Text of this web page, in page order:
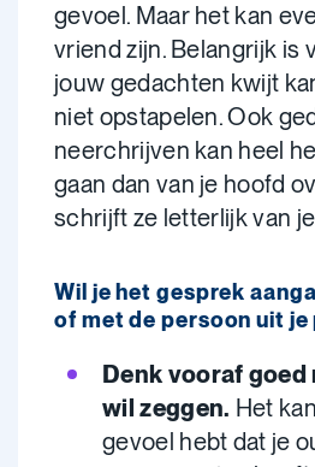
gevoel. Maar het kan
vriend zijn. Belangrijk is
jouw gedachten kwijt
niet opstapelen. Ook
neerchrijven kan heel
gaan dan van je hoofd
schrijft ze letterlijk van je
Wil je het gesprek
of met de persoon uit je
Denk vooraf goed
wil zeggen. Het
gevoel hebt dat je